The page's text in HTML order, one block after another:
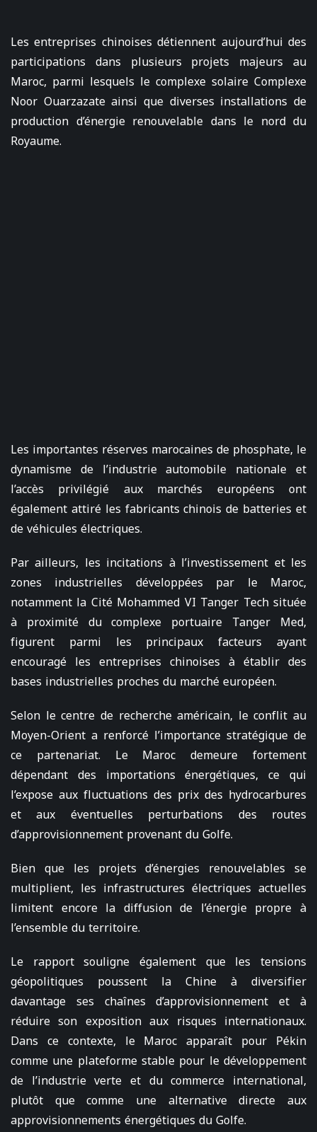
Les entreprises chinoises détiennent aujourd’hui des
participations dans plusieurs projets majeurs au
Maroc, parmi lesquels le complexe solaire Complexe
Noor Ouarzazate ainsi que diverses installations de
production d’énergie renouvelable dans le nord du
Royaume.
Les importantes réserves marocaines de phosphate, le
dynamisme de l’industrie automobile nationale et
l’accès privilégié aux marchés européens ont
également attiré les fabricants chinois de batteries et
de véhicules électriques.
Par ailleurs, les incitations à l’investissement et les
zones industrielles développées par le Maroc,
notamment la Cité Mohammed VI Tanger Tech située
à proximité du complexe portuaire Tanger Med,
figurent parmi les principaux facteurs ayant
encouragé les entreprises chinoises à établir des
bases industrielles proches du marché européen.
Selon le centre de recherche américain, le conflit au
Moyen-Orient a renforcé l’importance stratégique de
ce partenariat. Le Maroc demeure fortement
dépendant des importations énergétiques, ce qui
l’expose aux fluctuations des prix des hydrocarbures
et aux éventuelles perturbations des routes
d’approvisionnement provenant du Golfe.
Bien que les projets d’énergies renouvelables se
multiplient, les infrastructures électriques actuelles
limitent encore la diffusion de l’énergie propre à
l’ensemble du territoire.
Le rapport souligne également que les tensions
géopolitiques poussent la Chine à diversifier
davantage ses chaînes d’approvisionnement et à
réduire son exposition aux risques internationaux.
Dans ce contexte, le Maroc apparaît pour Pékin
comme une plateforme stable pour le développement
de l’industrie verte et du commerce international,
plutôt que comme une alternative directe aux
approvisionnements énergétiques du Golfe.